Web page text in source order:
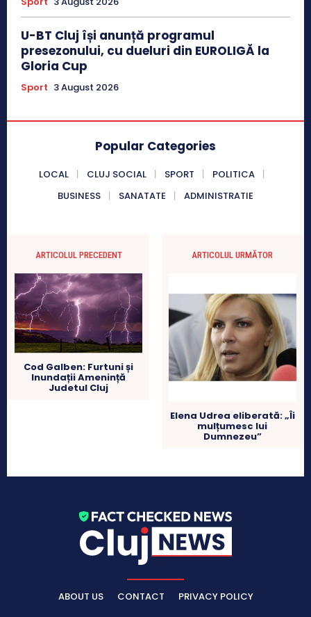
U-BT Cluj își anunță programul
presezonului, cu dueluri din EUROLIGĂ la
Gloria Cup
Sport 3 August 2026
Popular Categories
LOCAL CLUJ SOCIAL SPORT
POLITICA
BUSINESS
SANATATE ADMINISTRATIE
ARTICOLUL PRECEDENT
Cod Galben: Furtuni și
Inundații Amenință
Judetul Cluj
ARTICOLUL URMĂTOR
Elena Udrea eliberată: „Îi
mulțumesc lui
Dumnezeu”
ABOUT US CONTACT PRIVACY POLICY